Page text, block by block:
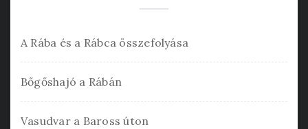
A Rába és a Rábca összefolyása
Bőgőshajó a Rábán
Vasudvar a Baross úton